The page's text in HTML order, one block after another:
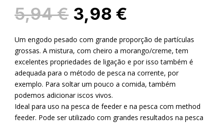
5,94€ O
preço
original
era:
5,94 €.
3,98 €
atual
é:
3,98 €.
Um engodo pesado com grande proporção de partículas
grossas. A mistura, com cheiro a morango/creme, tem
excelentes propriedades de ligação e por isso também é
adequada para o método de pesca na corrente, por
exemplo. Para soltar um pouco a comida, também
podemos adicionar iscos vivos.
Ideal para uso na pesca de feeder e na pesca com method
feeder. Pode ser utilizado com grandes resultados na pesca